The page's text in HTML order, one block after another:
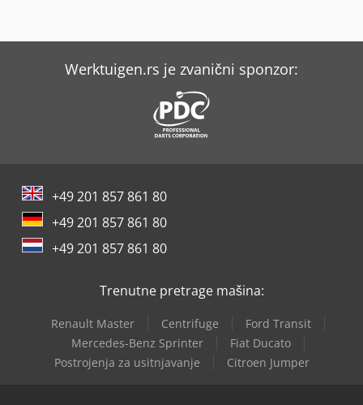
Werktuigen.rs je zvanični sponzor:
+49 201 857 861 80
+49 201 857 861 80
+49 201 857 861 80
Trenutne pretrage mašina:
Renault Master Centrifuge
Ford Transit
Mercedes-Benz Sprinter
Fiat Ducato
Postrojenja za usitnjavanje
Citroen Jumper